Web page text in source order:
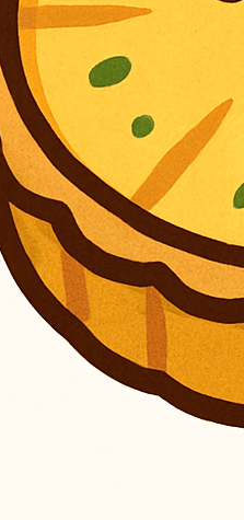
zetel gelegen te
87, Bus 3 met
is de
Voor alle
je terecht op het
het emailadres
update van
op elk moment wijzigen,
wijzigingen in onze